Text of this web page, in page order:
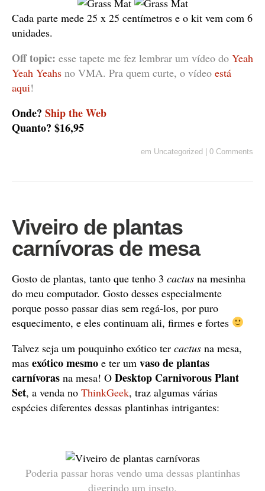
Cada parte mede 25 x 25 centímetros e o kit vem com 6
unidades.
Off topic: esse tapete me fez lembrar um vídeo do Yeah
Yeah Yeahs no VMA. Pra quem curte, o vídeo está
aqui!
Onde? Ship the Web
Quanto? $16,95
em Uncategorized | 0 Comments
Viveiro de plantas
carnívoras de mesa
Gosto de plantas, tanto que tenho 3 cactus na mesinha
do meu computador. Gosto desses especialmente
porque posso passar dias sem regá-los, por puro
esquecimento, e eles continuam ali, firmes e fortes
Talvez seja um pouquinho exótico ter cactus na mesa,
mas exótico mesmo e ter um vaso de plantas
carnívoras na mesa! O Desktop Carnivorous Plant
Set, a venda no ThinkGeek, traz algumas várias
espécies diferentes dessas plantinhas intrigantes:
Poderia passar horas vendo uma dessas plantinhas
digerindo um inseto.